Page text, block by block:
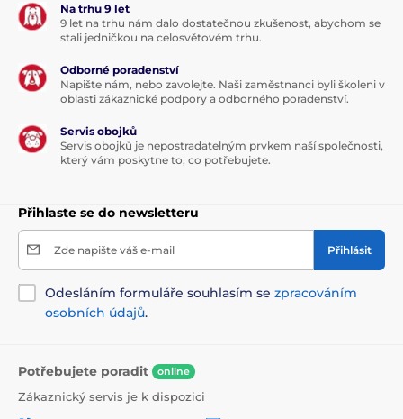
Na trhu 9 let
9 let na trhu nám dalo dostatečnou zkušenost, abychom se
stali jedničkou na celosvětovém trhu.
Odborné poradenství
Napište nám, nebo zavolejte. Naši zaměstnanci byli školeni v
oblasti zákaznické podpory a odborného poradenství.
Servis obojků
Servis obojků je nepostradatelným prvkem naší společnosti,
který vám poskytne to, co potřebujete.
Přihlaste se do newsletteru
Zde napište váš e-mail Přihlásit
Odesláním formuláře souhlasím se zpracováním
osobních údajů.
Potřebujete poradit online
Zákaznický servis je k dispozici